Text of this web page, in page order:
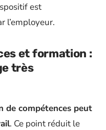
est
l’employeur.
et formation :
très
de compétences peut
. Ce point réduit le